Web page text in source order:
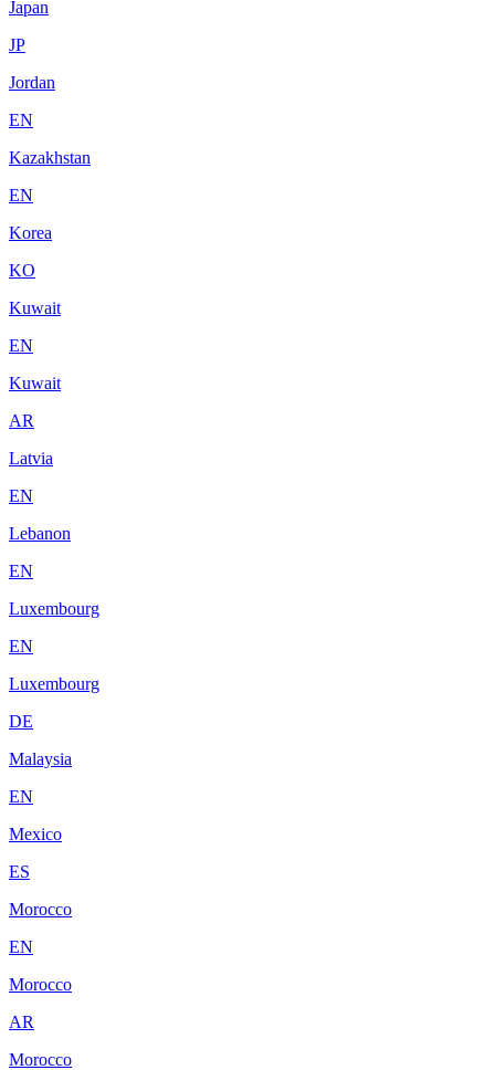
Japan
JP
Jordan
EN
Kazakhstan
EN
Korea
KO
Kuwait
EN
Kuwait
AR
Latvia
EN
Lebanon
EN
Luxembourg
EN
Luxembourg
DE
Malaysia
EN
Mexico
ES
Morocco
EN
Morocco
AR
Morocco